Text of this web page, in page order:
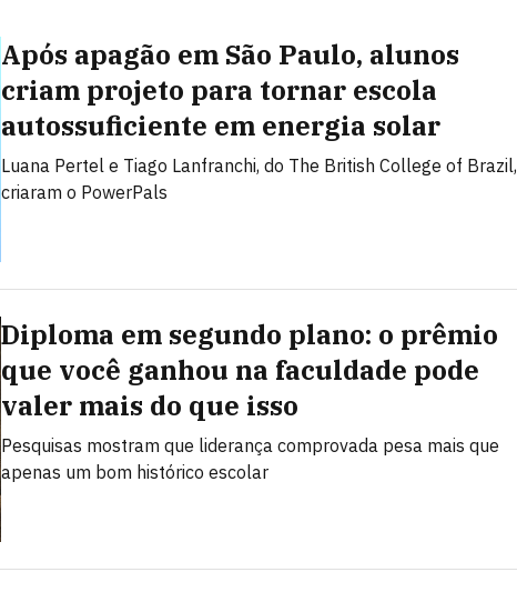
Após apagão em São Paulo, alunos
criam projeto para tornar escola
autossuficiente em energia solar
Luana Pertel e Tiago Lanfranchi, do The British College of Brazil,
criaram o PowerPals
Diploma em segundo plano: o prêmio
que você ganhou na faculdade pode
valer mais do que isso
Pesquisas mostram que liderança comprovada pesa mais que
apenas um bom histórico escolar